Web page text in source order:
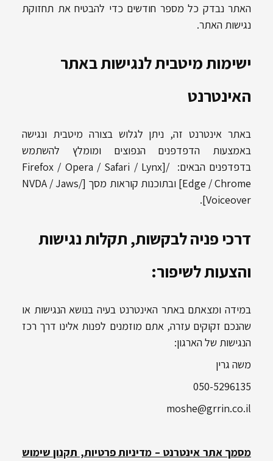
האתר נבדק כל מספר חודשים כדי להבטיח את תחזוקת
נגישות האתר.
ישימות מיטבית לנגישות באתר
האינטרנט
באתר אינטרנט זה, ניתן לגלוש בצורה מיטבית ונגישה
באמצעות הדפדפנים הנפוצים ומומלץ להשתמש
בדפדפנים הבאים: Firefox / Opera / Safari / Lynx]/
[Edge / Chrome ובתוכנות קוראות מסך [NVDA / Jaws/
Voiceover].
דרכי פניה לבקשות, תקלות נגישות
והצעות לשיפור:
במידה ומצאתם באתר האינטרנט בעיה בנושא הנגישות או
שהנכם זקוקים עזרה, אתם מוזמנים לפנות אלינו דרך רכז
הנגישות של הארגון:
משה גרין
050-5296135
moshe@grrin.co.il
מסמך אתר אינטרנט – מדיניות פרטיות, תקנון שימוש